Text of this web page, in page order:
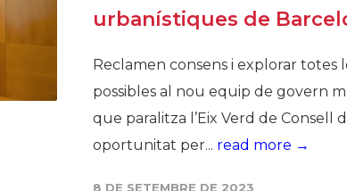
urbanístiques de
Reclamen consens i explorar totes
possibles al nou equip de govern
que paralitza l’Eix Verd de Consell
oportunitat per... read more →
8 DE SETEMBRE DE 2023